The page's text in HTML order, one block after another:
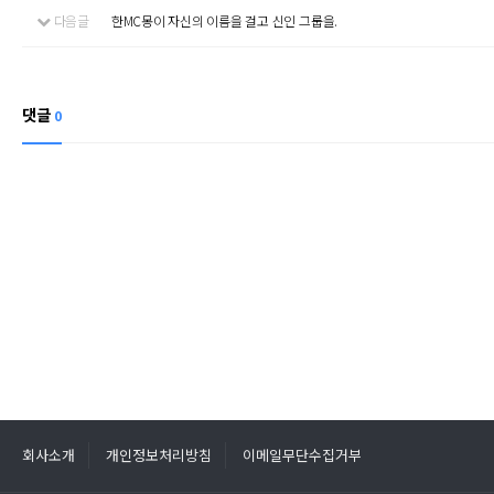
다음글 한MC몽이 자신의 이름을 걸고 신인 그룹을.
댓글 0
회사소개 개인정보처리방침 이메일무단수집거부